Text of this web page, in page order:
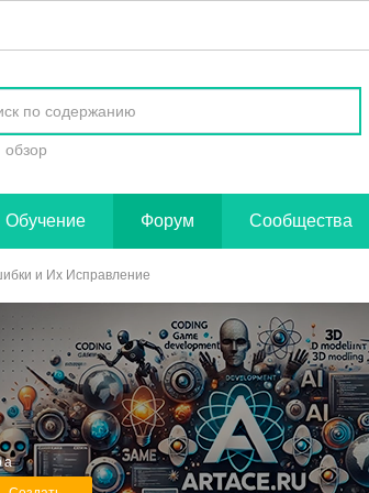
обзор
Обучение Форум Сообщества
и Их Исправление